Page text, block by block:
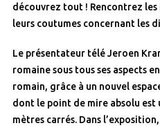
découvrez tout ! Rencontrez
leurs coutumes concernant les
Le présentateur télé Jeroen
romaine sous tous ses aspects
romain, grâce à un nouvel
dont le point de mire absolu
mètres carrés. Dans